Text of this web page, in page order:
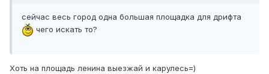
сейчас весь город одна большая площадка для дрифта
чего искать то?
Хоть на площадь ленина выезжай и карулесь=)